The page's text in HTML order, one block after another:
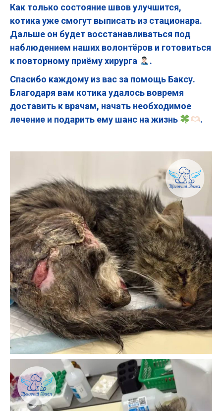
Как только состояние швов улучшится,
котика уже смогут выписать из стационара.
Дальше он будет восстанавливаться под
наблюдением наших волонтёров и готовиться
к повторному приёму хирурга
.
Спасибо каждому из вас за помощь Баксу.
Благодаря вам котика удалось вовремя
доставить к врачам, начать необходимое
лечение и подарить ему шанс на жизнь
.